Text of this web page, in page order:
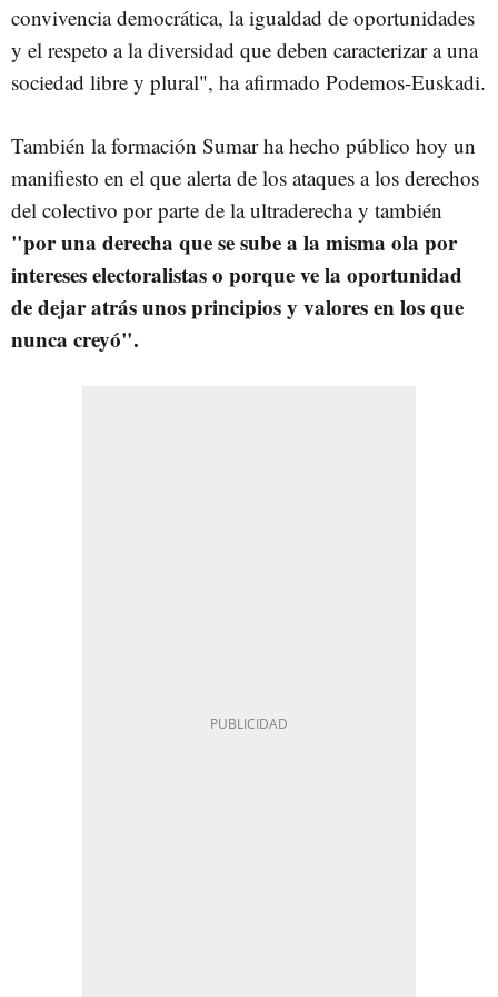
convivencia democrática, la igualdad de oportunidades
y el respeto a la diversidad que deben caracterizar a una
sociedad libre y plural", ha afirmado Podemos-Euskadi.
También la formación Sumar ha hecho público hoy un
manifiesto en el que alerta de los ataques a los derechos
del colectivo por parte de la ultraderecha y también
"por una derecha que se sube a la misma ola por
intereses electoralistas o porque ve la oportunidad
de dejar atrás unos principios y valores en los que
nunca creyó".